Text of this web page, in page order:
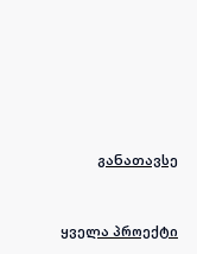
განათავსე
ყველა პროექტი